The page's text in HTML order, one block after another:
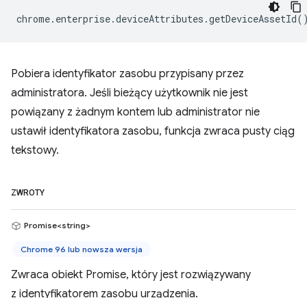
chrome. enterprise.deviceAttributes .getDeviceAssetId
Pobiera identyfikator zasobu przypisany przez
administratora. Jeśli bieżący użytkownik nie jest
powiązany z żadnym kontem lub administrator nie
ustawił identyfikatora zasobu, funkcja zwraca pusty ciąg
tekstowy.
ZWROTY
Promise<string>
Chrome 96 lub nowsza wersja
Zwraca obiekt Promise, który jest rozwiązywany
z identyfikatorem zasobu urządzenia.